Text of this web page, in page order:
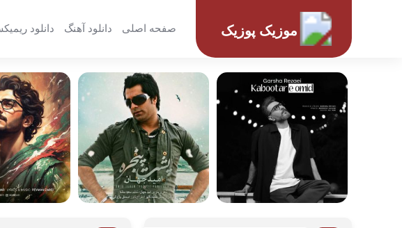
موزیک پوزیک صفحه اصلی دانلود آهنگ دانلود